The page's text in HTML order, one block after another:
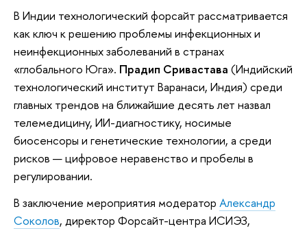
В Индии технологический форсайт рассматривается
как ключ к решению проблемы инфекционных и
неинфекционных заболеваний в странах
«глобального Юга». Прадип Сривастава (Индийский
технологический институт Варанаси, Индия) среди
главных трендов на ближайшие десять лет назвал
телемедицину, ИИ-диагностику, носимые
биосенсоры и генетические технологии, а среди
рисков — цифровое неравенство и пробелы в
регулировании.
В заключение мероприятия модератор Александр
Соколов, директор Форсайт-центра ИСИЭЗ,